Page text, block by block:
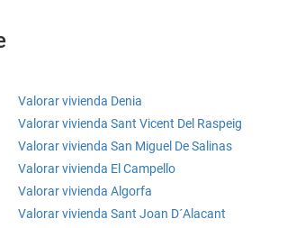
Valorar vivienda Denia
Valorar vivienda Sant Vicent Del Raspeig
Valorar vivienda San Miguel De Salinas
Valorar vivienda El Campello
Valorar vivienda Algorfa
Valorar vivienda Sant Joan D´Alacant